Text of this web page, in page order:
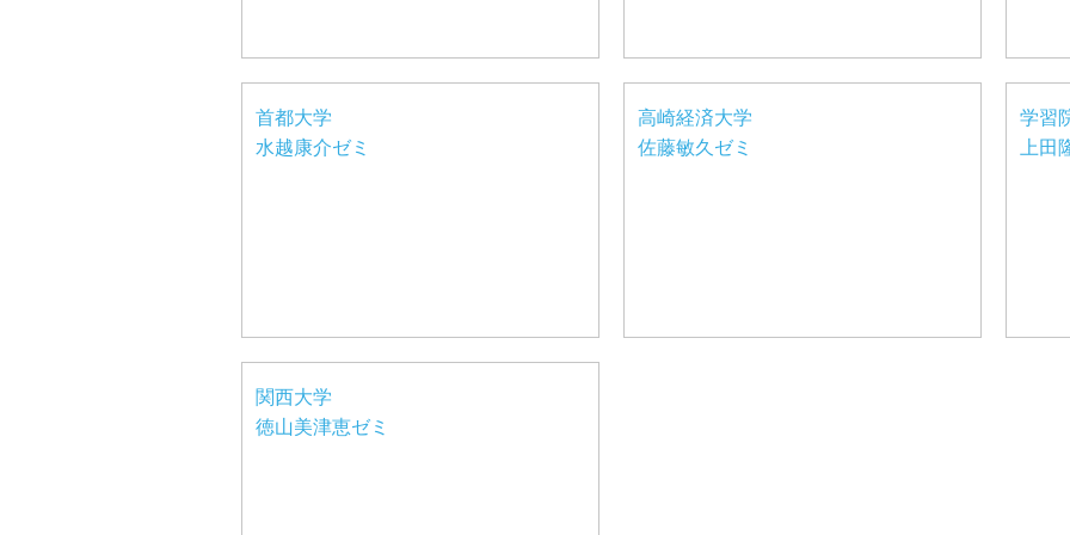
首都大学
水越康介ゼミ
高崎経済大学
佐藤敏久ゼミ
学習
上田
関西大学
徳山美津恵ゼミ